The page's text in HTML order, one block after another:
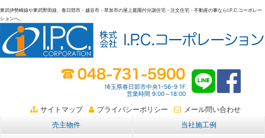
東武伊勢崎線や東武野田線、春日部市・越谷市・草加市の屋上庭園付分譲住宅・注文住宅・不動産の事ならI.P.C.コーポレー
ションへ。
春日部・越谷・草加の不動産。I.P.C.コーポレーション。屋上庭園も
埼玉県春日部市中央1-56-9 1F
営業時間 9:00～18:00
サイトマップ プライバシーポリシー
メール問い合わせ
売主物件
当社施工例